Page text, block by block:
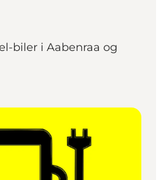
biler i Aabenraa og